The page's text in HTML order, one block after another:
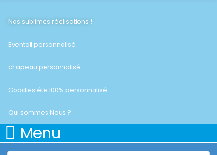
Nos sublimes réalisations !
Eventail personnalisé
chapeau personnalisé
Goodies été 100% personnalisé
Qui sommes Nous ?
Menu